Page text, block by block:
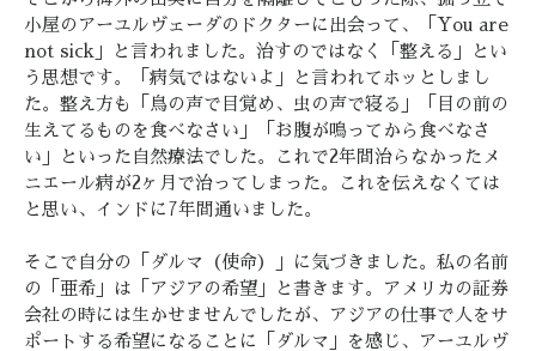
小屋のアーユルヴェーダのドクターに出会って、「You are
not sick」と言われました。治すのではなく「整える」とい
う思想です。「病気ではないよ」と言われてホッとしまし
た。整え方も「鳥の声で目覚め、虫の声で寝る」「目の前の
生えてるものを食べなさい」「お腹が鳴ってから食べなさ
い」といった自然療法でした。これで2年間治らなかったメ
ニエール病が2ヶ月で治ってしまった。これを伝えなくては
と思い、インドに7年間通いました。
そこで自分の「ダルマ（使命）」に気づきました。私の名前
の「亜希」は「アジアの希望」と書きます。アメリカの証券
会社の時には生かせませんでしたが、アジアの仕事で人をサ
ポートする希望になることに「ダルマ」を感じ、アーユルヴ